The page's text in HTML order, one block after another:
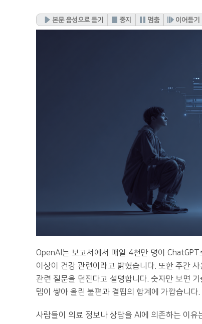
본문 음성으로 듣기 중지 멈춤 이어듣기
OpenAI는 보고서에서 매일 4천만 명이
이상이 건강 관련이라고 밝혔습니다. 또한 주간
관련 질문을 던진다고 설명합니다. 숫자만 보면
템이 쌓아 올린 불편과 결핍의 합계에 가깝습니다.
사람들이 의료 정보나 상담을 AI에 의존하는 이유